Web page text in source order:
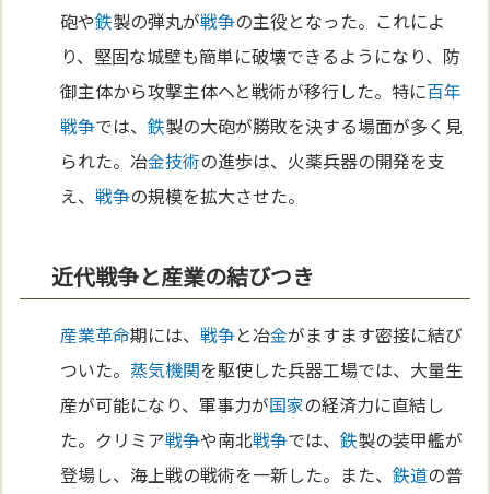
砲や鉄製の弾丸が戦争の主役となった。これによ
り、堅固な城壁も簡単に破壊できるようになり、防
御主体から攻撃主体へと戦術が移行した。特に百年
戦争では、鉄製の大砲が勝敗を決する場面が多く見
られた。冶金技術の進歩は、火薬兵器の開発を支
え、戦争の規模を拡大させた。
近代戦争と産業の結びつき
産業革命期には、戦争と冶金がますます密接に結び
ついた。 蒸気機関を駆使した兵器工場では、大量生
産が可能になり、軍事力が国家の経済力に直結し
た。クリミア戦争や南北戦争では、鉄製の装甲艦が
登場し、海上戦の戦術を一新した。また、鉄道の普